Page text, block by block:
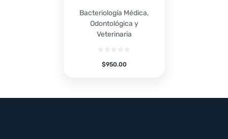
Bacteriología Médica,
Odontológica y
Veterinaria
$950.00